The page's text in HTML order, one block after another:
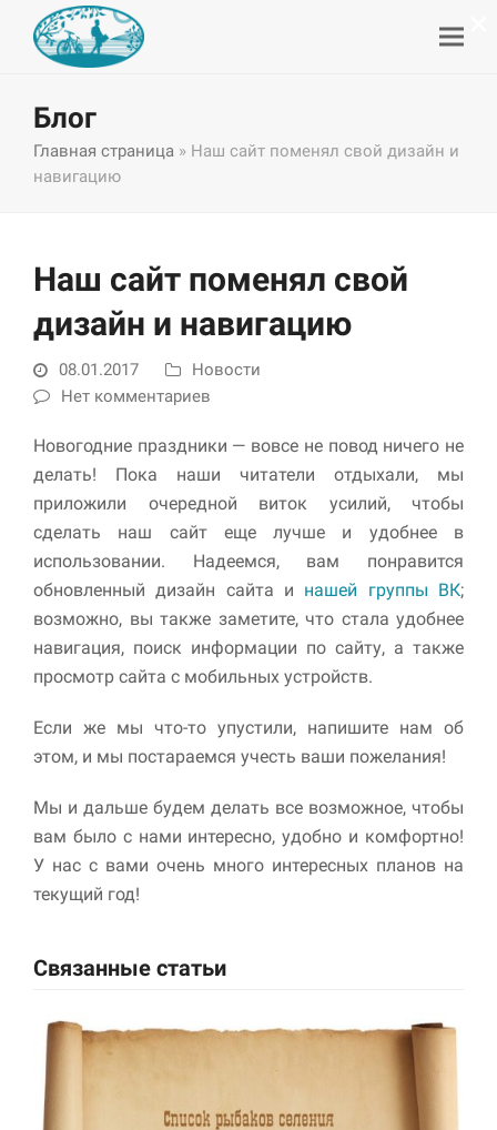
Блог
Главная страница » Наш сайт поменял свой дизайн и
навигацию
Наш сайт поменял свой
дизайн и навигацию
08.01.2017
Новости
Нет комментариев
Новогодние праздники — вовсе не повод ничего не
делать! Пока наши читатели отдыхали, мы
приложили очередной виток усилий, чтобы
сделать наш сайт еще лучше и удобнее в
использовании. Надеемся, вам понравится
обновленный дизайн сайта и нашей группы ВК;
возможно, вы также заметите, что стала удобнее
навигация, поиск информации по сайту, а также
просмотр сайта с мобильных устройств.
Если же мы что-то упустили, напишите нам об
этом, и мы постараемся учесть ваши пожелания!
Мы и дальше будем делать все возможное, чтобы
вам было с нами интересно, удобно и комфортно!
У нас с вами очень много интересных планов на
текущий год!
Связанные статьи
Необходимые
Использование
обязательно. Они
необходимы для
функционирования
веб-сайта.
функциональность
используется.